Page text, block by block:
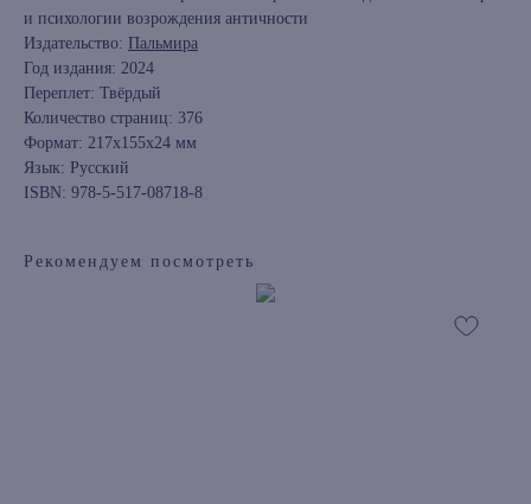
и психологии возрождения античности
Издательство: Пальмира
Год издания: 2024
Переплет: Твёрдый
Количество страниц: 376
Формат: 217x155x24 мм
Язык: Русский
ISBN: 978-5-517-08718-8
Рекомендуем посмотреть